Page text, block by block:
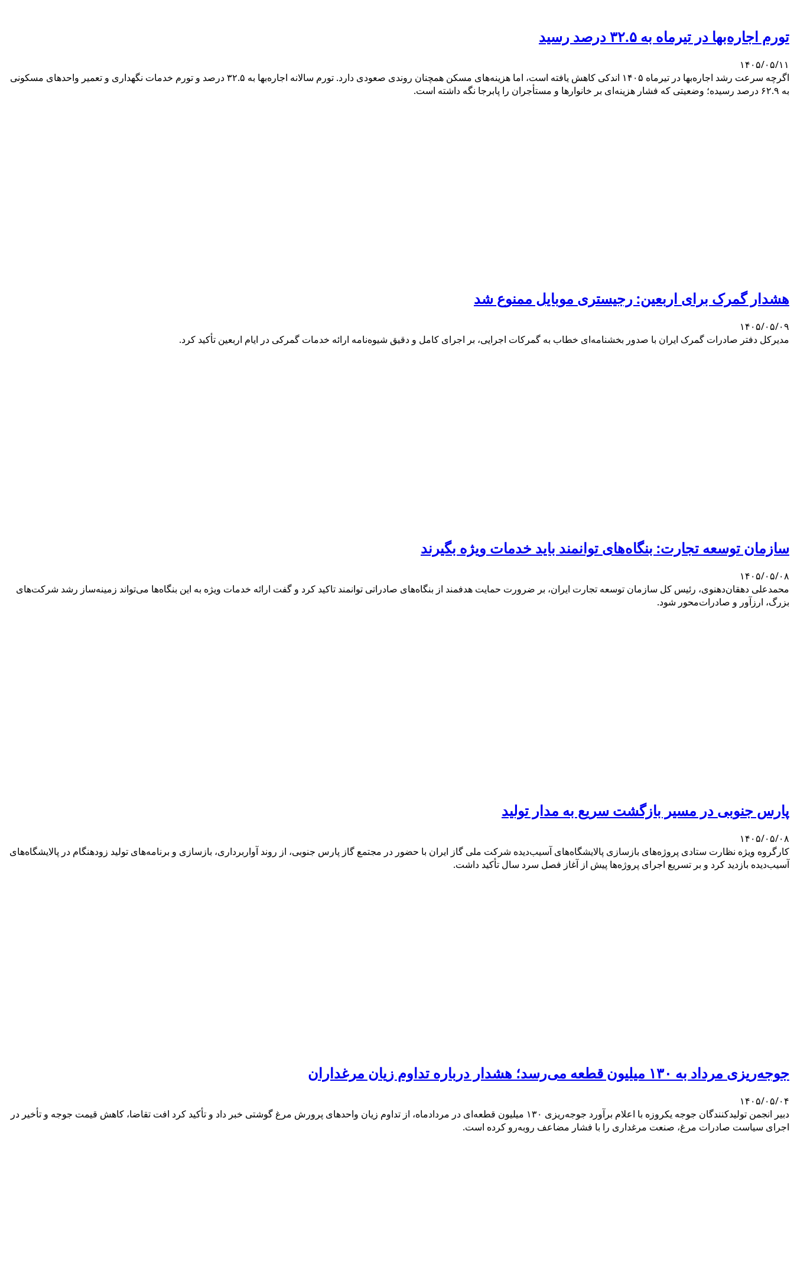
تورم اجاره‌بها در تیرماه به ۳۲.۵ درصد رسید
۱۴۰۵/۰۵/۱۱
اگرچه سرعت رشد اجاره‌بها در تیرماه ۱۴۰۵ اندکی کاهش یافته است، اما هزینه‌های مسکن همچنان روندی صعودی دارد. تورم سالانه اجاره‌بها به ۳۲.۵ درصد و تورم خدمات نگهداری و تعمیر واحدهای مسکونی
به ۶۲.۹ درصد رسیده؛ وضعیتی که فشار هزینه‌ای بر خانوارها و مستأجران را پابرجا نگه داشته است.
هشدار گمرک برای اربعین: رجیستری موبایل ممنوع شد
۱۴۰۵/۰۵/۰۹
مدیرکل دفتر صادرات گمرک ایران با صدور بخشنامه‌ای خطاب به گمرکات اجرایی، بر اجرای کامل و دقیق شیوه‌نامه ارائه خدمات گمرکی در ایام اربعین تأکید کرد.
سازمان توسعه تجارت: بنگاه‌های توانمند باید خدمات ویژه بگیرند
۱۴۰۵/۰۵/۰۸
محمدعلی دهقان‌دهنوی، رئیس کل سازمان توسعه تجارت ایران، بر ضرورت حمایت هدفمند از بنگاه‌های صادراتی توانمند تاکید کرد و گفت ارائه خدمات ویژه به این بنگاه‌ها می‌تواند زمینه‌ساز رشد شرکت‌های
بزرگ، ارزآور و صادرات‌محور شود.
پارس جنوبی در مسیر بازگشت سریع به مدار تولید
۱۴۰۵/۰۵/۰۸
کارگروه ویژه نظارت ستادی پروژه‌های بازسازی پالایشگاه‌های آسیب‌دیده شرکت ملی گاز ایران با حضور در مجتمع گاز پارس جنوبی، از روند آواربرداری، بازسازی و برنامه‌های تولید زودهنگام در پالایشگاه‌های
آسیب‌دیده بازدید کرد و بر تسریع اجرای پروژه‌ها پیش از آغاز فصل سرد سال تأکید داشت.
جوجه‌ریزی مرداد به ۱۳۰ میلیون قطعه می‌رسد؛ هشدار درباره تداوم زیان مرغداران
۱۴۰۵/۰۵/۰۴
دبیر انجمن تولیدکنندگان جوجه یکروزه با اعلام برآورد جوجه‌ریزی ۱۳۰ میلیون قطعه‌ای در مردادماه، از تداوم زیان واحدهای پرورش مرغ گوشتی خبر داد و تأکید کرد افت تقاضا، کاهش قیمت جوجه و تأخیر در
اجرای سیاست صادرات مرغ، صنعت مرغداری را با فشار مضاعف روبه‌رو کرده است.